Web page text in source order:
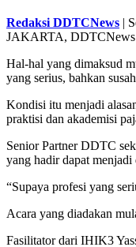
Redaksi DDTCNews |
JAKARTA, DDTCNews
Hal-hal yang dimaksud
yang serius, bahkan
Kondisi itu menjadi
praktisi dan akademisi
Senior Partner DDTC
yang hadir dapat menjadi
“Supaya profesi yang
Acara yang diadakan
Fasilitator dari IHIK3